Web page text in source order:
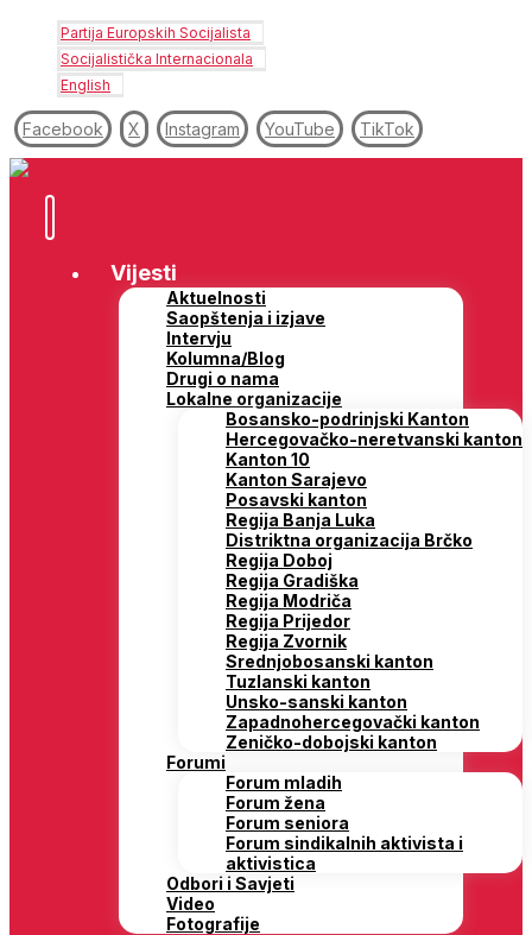
Partija Europskih Socijalista
Socijalistička Internacionala
English
Facebook X Instagram YouTube TikTok
Vijesti
Aktuelnosti
Saopštenja i izjave
Intervju
Kolumna/Blog
Drugi o nama
Lokalne organizacije
Bosansko-podrinjski Kanton
Hercegovačko-neretvanski kanton
Kanton 10
Kanton Sarajevo
Posavski kanton
Regija Banja Luka
Distriktna organizacija Brčko
Regija Doboj
Regija Gradiška
Regija Modriča
Regija Prijedor
Regija Zvornik
Srednjobosanski kanton
Tuzlanski kanton
Unsko-sanski kanton
Zapadnohercegovački kanton
Zeničko-dobojski kanton
Forumi
Forum mladih
Forum žena
Forum seniora
Forum sindikalnih aktivista i
aktivistica
Odbori i Savjeti
Video
Fotografije